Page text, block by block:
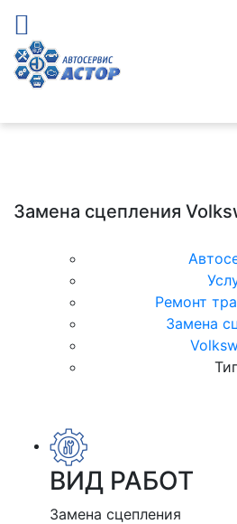
Замена сцепления
Ремонт
Замена
ВИД РАБОТ
Замена сцепления